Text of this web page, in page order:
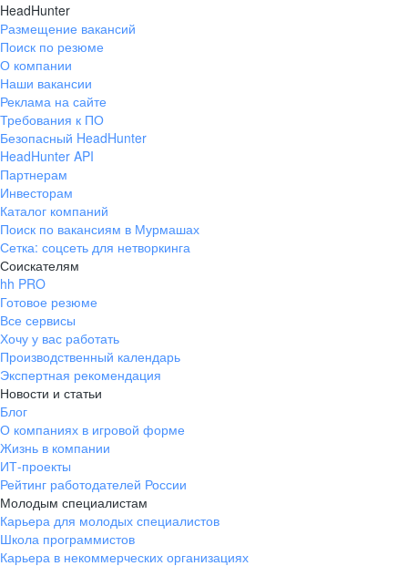
HeadHunter
Размещение вакансий
Поиск по резюме
О компании
Наши вакансии
Реклама на сайте
Требования к ПО
Безопасный HeadHunter
HeadHunter API
Партнерам
Инвесторам
Каталог компаний
Поиск по вакансиям в Мурмашах
Сетка: соцсеть для нетворкинга
Соискателям
hh PRO
Готовое резюме
Все сервисы
Хочу у вас работать
Производственный календарь
Экспертная рекомендация
Новости и статьи
Блог
О компаниях в игровой форме
Жизнь в компании
ИТ-проекты
Рейтинг работодателей России
Молодым специалистам
Карьера для молодых специалистов
Школа программистов
Карьера в некоммерческих организациях